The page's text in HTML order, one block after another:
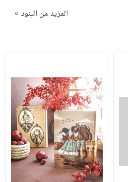
المزيد من البنود »